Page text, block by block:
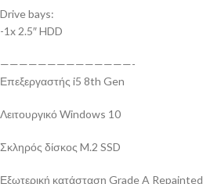
Drive bays:
-1x 2.5″ HDD
——————————————-
Επεξεργαστής i5 8th Gen
Λειτουργικό Windows 10
Σκληρός δίσκος M.2 SSD
Εξωτερική κατάσταση Grade A Repainted